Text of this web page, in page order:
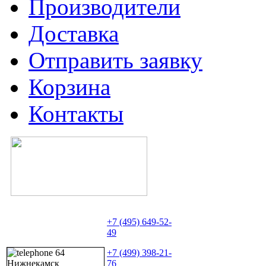
Производители
Доставка
Отправить заявку
Корзина
Контакты
+7 (495) 649-52-
49
+7 (499) 398-21-
76